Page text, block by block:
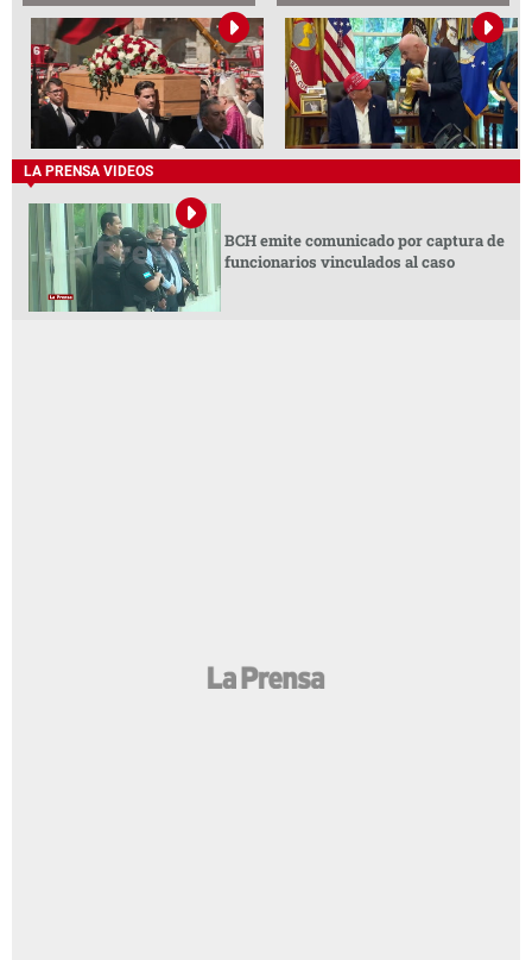
LA PRENSA VIDEOS
BCH emite comunicado por captura de
funcionarios vinculados al caso